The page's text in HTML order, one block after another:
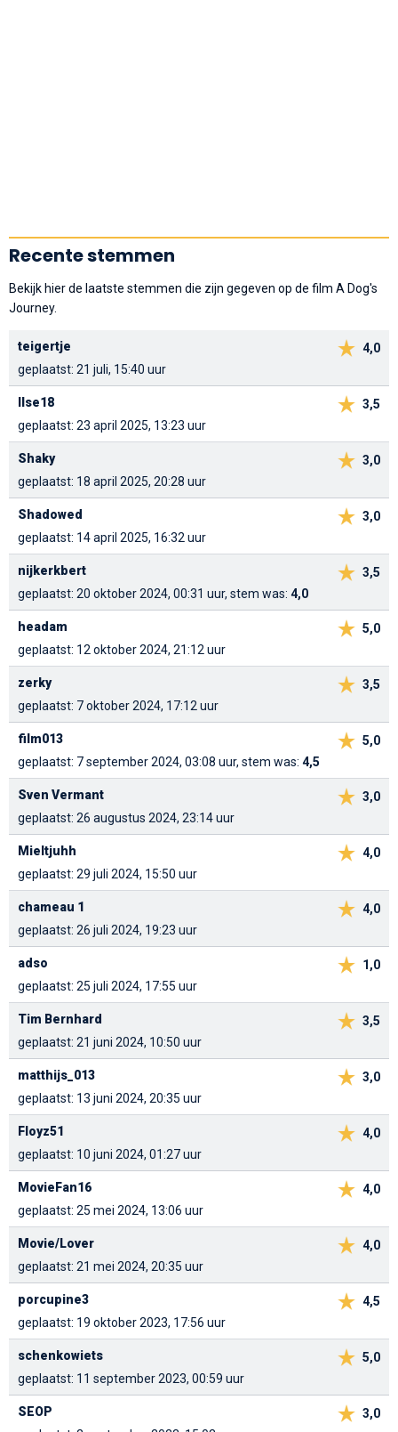
Recente stemmen
Bekijk hier de laatste stemmen die zijn gegeven op de film A Dog's
Journey.
4,0
teigertje
geplaatst: 21 juli, 15:40 uur
3,5
Ilse18
geplaatst: 23 april 2025, 13:23 uur
3,0
Shaky
geplaatst: 18 april 2025, 20:28 uur
3,0
Shadowed
geplaatst: 14 april 2025, 16:32 uur
3,5
nijkerkbert
geplaatst: 20 oktober 2024, 00:31 uur, stem was: 4,0
5,0
headam
geplaatst: 12 oktober 2024, 21:12 uur
3,5
zerky
geplaatst: 7 oktober 2024, 17:12 uur
5,0
film013
geplaatst: 7 september 2024, 03:08 uur, stem was: 4,5
3,0
Sven Vermant
geplaatst: 26 augustus 2024, 23:14 uur
4,0
Mieltjuhh
geplaatst: 29 juli 2024, 15:50 uur
4,0
chameau 1
geplaatst: 26 juli 2024, 19:23 uur
1,0
adso
geplaatst: 25 juli 2024, 17:55 uur
3,5
Tim Bernhard
geplaatst: 21 juni 2024, 10:50 uur
3,0
matthijs_013
geplaatst: 13 juni 2024, 20:35 uur
4,0
Floyz51
geplaatst: 10 juni 2024, 01:27 uur
4,0
MovieFan16
geplaatst: 25 mei 2024, 13:06 uur
4,0
Movie/Lover
geplaatst: 21 mei 2024, 20:35 uur
4,5
porcupine3
geplaatst: 19 oktober 2023, 17:56 uur
5,0
schenkowiets
geplaatst: 11 september 2023, 00:59 uur
3,0
SEOP